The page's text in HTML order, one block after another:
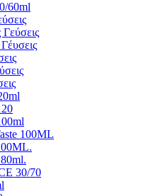
60ml
100ML
30/70